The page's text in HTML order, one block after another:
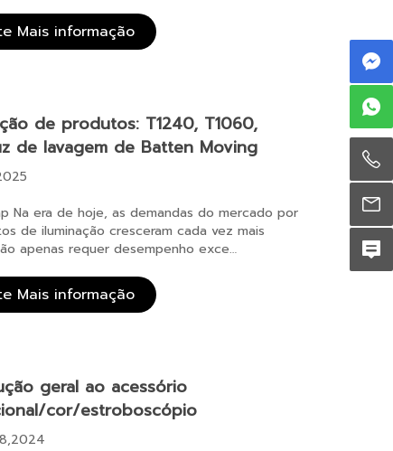
Mais informação
de produtos: T1240, T1060,
de lavagem de Batten Moving
Na era de hoje, as demandas do mercado por
de iluminação cresceram cada vez mais
apenas requer desempenho exce…
Mais informação
geral ao acessório
cor/estroboscópio